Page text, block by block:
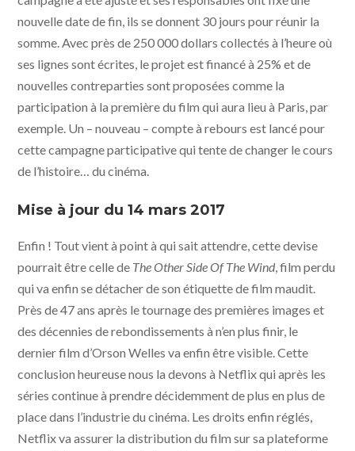
nouvelle date de fin, ils se donnent 30 jours pour réunir la
somme. Avec près de 250 000 dollars collectés à l’heure où
ses lignes sont écrites, le projet est financé à 25% et de
nouvelles contreparties sont proposées comme la
participation à la première du film qui aura lieu à Paris, par
exemple. Un – nouveau – compte à rebours est lancé pour
cette campagne participative qui tente de changer le cours
de l’histoire… du cinéma.
Mise à jour du 14 mars 2017
Enfin ! Tout vient à point à qui sait attendre, cette devise
pourrait être celle de The Other Side Of The Wind, film perdu
qui va enfin se détacher de son étiquette de film maudit.
Près de 47 ans après le tournage des premières images et
des décennies de rebondissements à n’en plus finir, le
dernier film d’Orson Welles va enfin être visible. Cette
conclusion heureuse nous la devons à Netflix qui après les
séries continue à prendre décidemment de plus en plus de
place dans l’industrie du cinéma. Les droits enfin réglés,
Netflix va assurer la distribution du film sur sa plateforme